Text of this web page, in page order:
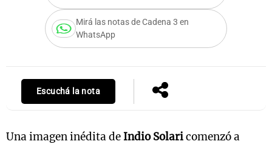
Mirá las notas de Cadena 3 en
WhatsApp
Escuchá la nota
Una imagen inédita de Indio Solaricomenzó a